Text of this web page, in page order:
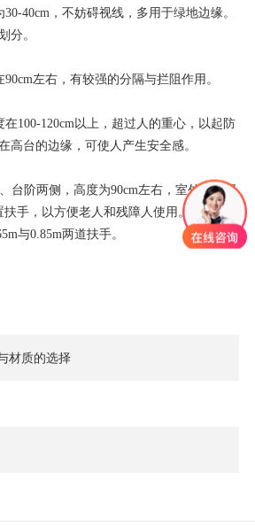
40cm，不妨碍视线，多用于绿地边缘。
分。
左右，有较强的分隔与拦阻作用。
100-120cm以上，超过人的重心，以起防
高台的边缘，可使人产生安全感。
台阶两侧，高度为90cm左右，室外踏步级
手，以方便老人和残障人使用。供轮椅
与0.85m两道扶手。
材质的选择